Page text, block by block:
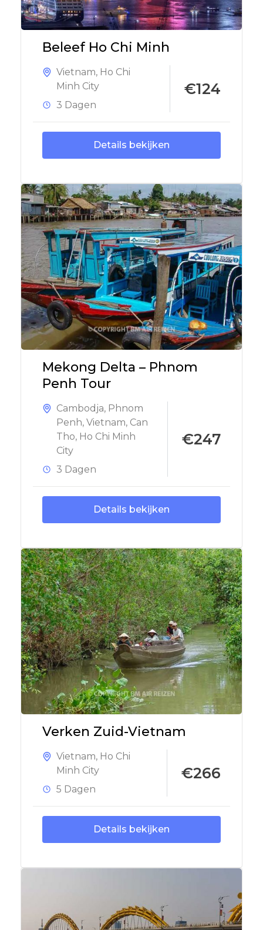
Beleef Ho Chi Minh
Vietnam, Ho Chi
Minh City
3 Dagen
€124
Details bekijken
Mekong Delta – Phnom
Penh Tour
Cambodja, Phnom
Penh, Vietnam, Can
Tho, Ho Chi Minh
City
3 Dagen
€247
Details bekijken
Verken Zuid-Vietnam
Vietnam, Ho Chi
Minh City
5 Dagen
€266
Details bekijken